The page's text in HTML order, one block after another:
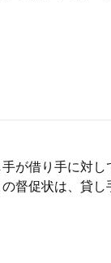
が借り手に対し
督促状は、貸し
場合に使用され
に、正式な通知
の金額や返済期